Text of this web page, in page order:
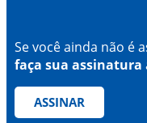
Se você ainda não é
faça sua assinatura
ASSINAR